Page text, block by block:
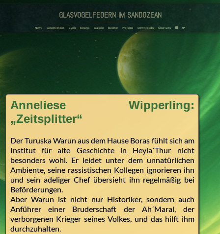
glasvogelfedern im sandozean
Amanda und Adriana Landmann
News Geschichten Lyrik Essays Galerie Bücher Projekte Downloads Über uns F T
Anneliese Wipperling:
„Zeitsplitter“
Der Turuska Warun aus dem Hause Boras fühlt sich am
Institut für alte Geschichte in Heyla´Thur nicht
besonders wohl. Er leidet unter dem unnatürlichen
Ambiente, seine rassistischen Kollegen ignorieren ihn
und sein adeliger Chef übersieht ihn regelmäßig bei
Beförderungen.
Aber Warun ist nicht nur Historiker, sondern auch
Anführer einer Bruderschaft der Ah´Maral, der
verborgenen Krieger seines Volkes, und das hilft ihm
durchzuhalten.